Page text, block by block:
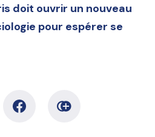
doit ouvrir un nouveau
pour espérer se